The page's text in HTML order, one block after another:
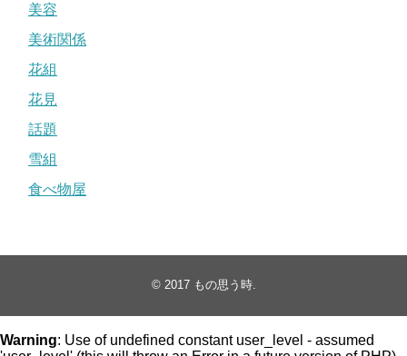
美容
美術関係
花組
花見
話題
雪組
食べ物屋
© 2017 もの思う時.
Warning: Use of undefined constant user_level - assumed